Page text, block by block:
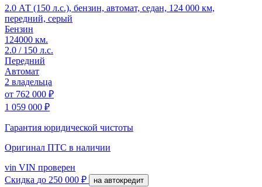
2.0 АТ (150 л.с.), бензин, автомат, седан, 124 000 км,
передний, серый
Бензин
124000 км.
2.0 / 150 л.с.
Передний
Автомат
2 владельца
от 762 000 ₽
1 059 000 ₽
Гарантия юридической чистоты
Оригинал ПТС в наличии
vin VIN проверен
Скидка до 250 000 ₽ на автокредит